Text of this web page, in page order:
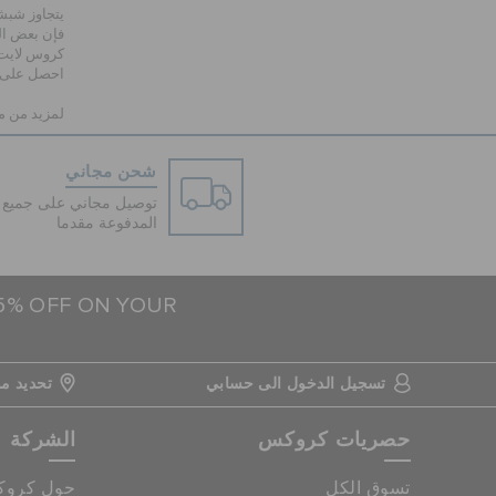
يتجاوز
فإن بعض
كروس
احصل
لمزيد من
شحن مجاني
توصيل مجاني على جميع
المدفوعة مقدما
OFF ON YOUR
تسجيل الدخول الى حسابي تحديد
حصريات كروكس
تسوق الكل
الشركة
حول